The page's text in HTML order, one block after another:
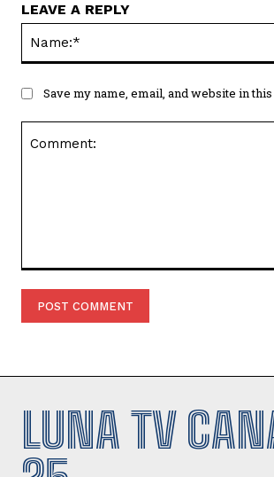
LEAVE A REPLY
Save my name, email, and website in
LUNA TV